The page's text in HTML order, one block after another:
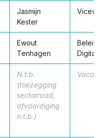
Jasmijn
Kester
Ewout
Tenhagen
N.t.b.
(toezegging
sectorraad,
afvaardiging
n.t.b.)
Vacant